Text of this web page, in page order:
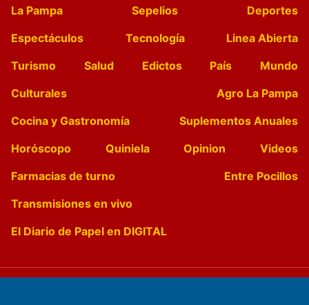
La Pampa Sepelios
Deportes
Espectáculos
Tecnología
Linea Abierta
Turismo
Salud Edictos País
Mundo
Culturales
Agro La Pampa
Cocina y Gastronomía
Suplementos Anuales
Horóscopo
Quiniela Opinion
Videos
Farmacias de turno
Entre Pocillos
Transmisiones en vivo
El Diario de Papel en DIGITAL